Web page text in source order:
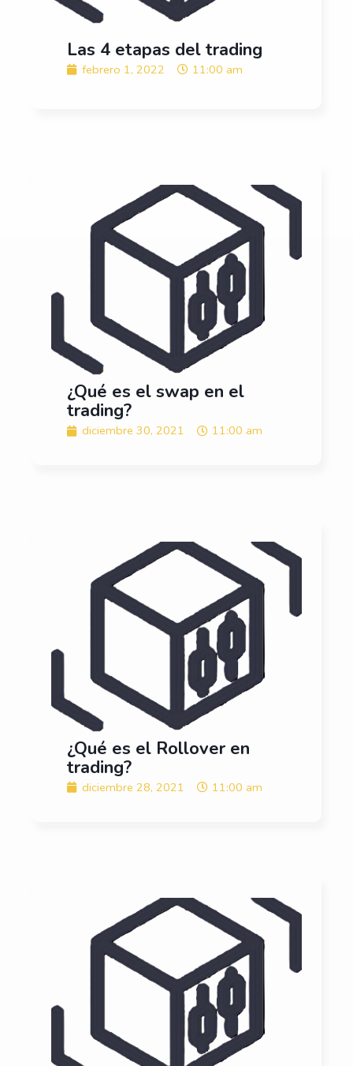
Las 4 etapas del trading
febrero 1, 2022 11:00 am
¿Qué es el swap en el
trading?
diciembre 30, 2021 11:00 am
¿Qué es el Rollover en
trading?
diciembre 28, 2021 11:00 am